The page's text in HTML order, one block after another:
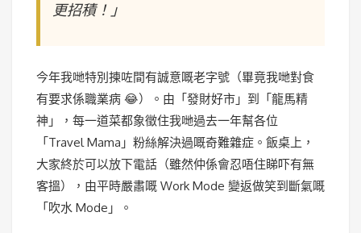
更招積！」
今年我哋特別揀咗間有誠意嘅老字號（畢竟我哋對食
有要求係職業病 😂）。由「發財好市」到「龍馬精
神」，每一道菜都象徵住我哋過去一年幫各位
「Travel Mama」粉絲解決過嘅奇難雜症。飯桌上，
大家終於可以放下電話（雖然仲係會忍唔住睇吓有無
客搵），由平時嚴肅嘅 Work Mode 變返做笑到斷氣嘅
「吹水 Mode」。